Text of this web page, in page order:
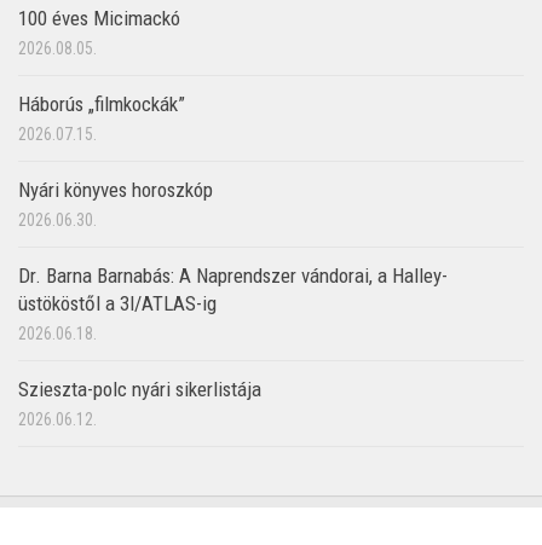
100 éves Micimackó
2026.08.05.
Háborús „filmkockák”
2026.07.15.
Nyári könyves horoszkóp
2026.06.30.
Dr. Barna Barnabás: A Naprendszer vándorai, a Halley-
üstököstől a 3I/ATLAS-ig
2026.06.18.
Szieszta-polc nyári sikerlistája
2026.06.12.